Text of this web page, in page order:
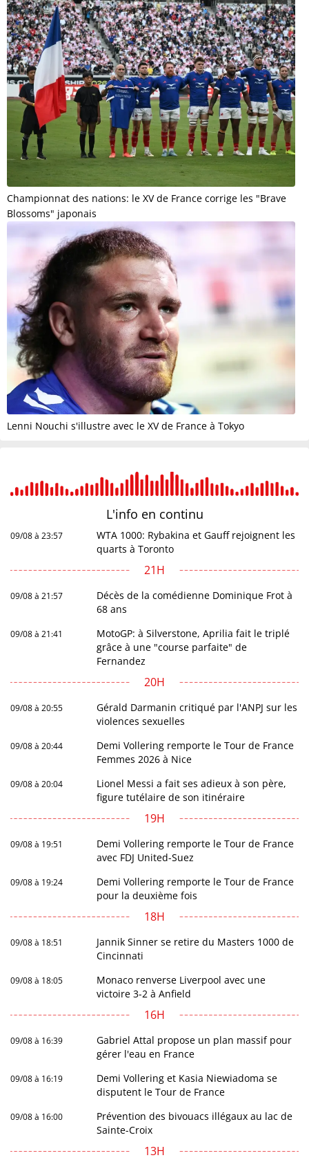
Championnat des nations: le XV de France corrige les "Brave
Blossoms" japonais
Lenni Nouchi s'illustre avec le XV de France à Tokyo
L'info en continu
09/08 à 23:57
WTA 1000: Rybakina et Gauff rejoignent les
quarts à Toronto
21H
09/08 à 21:57
Décès de la comédienne Dominique Frot à
68 ans
09/08 à 21:41
MotoGP: à Silverstone, Aprilia fait le triplé
grâce à une "course parfaite" de
Fernandez
20H
09/08 à 20:55
Gérald Darmanin critiqué par l'ANPJ sur les
violences sexuelles
09/08 à 20:44
Demi Vollering remporte le Tour de France
Femmes 2026 à Nice
09/08 à 20:04
Lionel Messi a fait ses adieux à son père,
figure tutélaire de son itinéraire
19H
09/08 à 19:51
Demi Vollering remporte le Tour de France
avec FDJ United-Suez
09/08 à 19:24
Demi Vollering remporte le Tour de France
pour la deuxième fois
18H
09/08 à 18:51
Jannik Sinner se retire du Masters 1000 de
Cincinnati
09/08 à 18:05
Monaco renverse Liverpool avec une
victoire 3-2 à Anfield
16H
09/08 à 16:39
Gabriel Attal propose un plan massif pour
gérer l'eau en France
09/08 à 16:19
Demi Vollering et Kasia Niewiadoma se
disputent le Tour de France
09/08 à 16:00
Prévention des bivouacs illégaux au lac de
Sainte-Croix
13H